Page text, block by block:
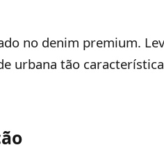
no denim premium.
urbana tão característica